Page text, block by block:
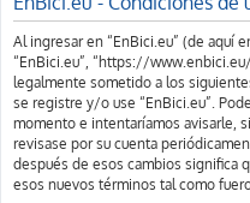
Al ingresar en “EnBici.eu” (de aquí
“EnBici.eu”, “https://
legalmente sometido a los
se registre y/o use “EnBici.eu”.
momento e intentaríamos avisarle,
revisase por su cuenta
después de esos cambios significa
esos nuevos términos tal como